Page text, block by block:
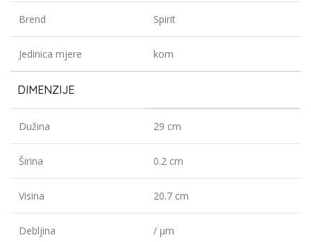
Brend Spirit
Jedinica mjere kom
DIMENZIJE
Dužina 29 cm
Širina 0.2 cm
Visina 20.7 cm
Debljina / µm